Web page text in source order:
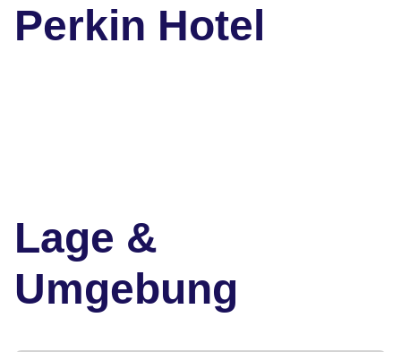
Perkin Hotel
Lage &
Umgebung